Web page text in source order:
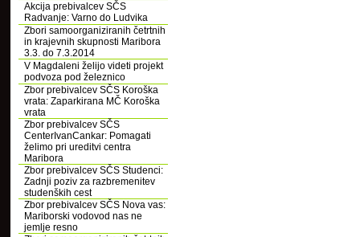
Akcija prebivalcev SČS
Radvanje: Varno do Ludvika
Zbori samoorganiziranih četrtnih
in krajevnih skupnosti Maribora
3.3. do 7.3.2014
V Magdaleni želijo videti projekt
podvoza pod železnico
Zbor prebivalcev SČS Koroška
vrata: Zaparkirana MČ Koroška
vrata
Zbor prebivalcev SČS
CenterIvanCankar: Pomagati
želimo pri ureditvi centra
Maribora
Zbor prebivalcev SČS Studenci:
Zadnji poziv za razbremenitev
studenških cest
Zbor prebivalcev SČS Nova vas:
Mariborski vodovod nas ne
jemlje resno